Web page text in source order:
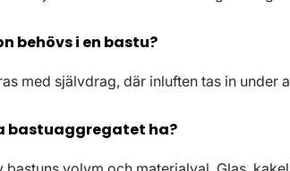
behövs i en bastu?
med självdrag, där inluften tas in
bastuaggregatet ha?